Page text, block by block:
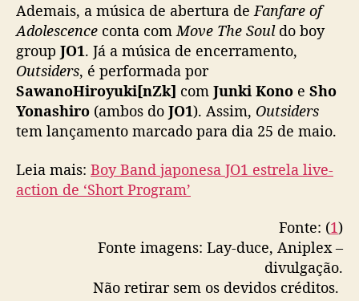
Ademais, a música de abertura deFanfare of
Adolescence conta comMove The Soul do boy
group JO1. Já a música de encerramento,
Outsiders, é performada por
SawanoHiroyuki[nZk] com Junki Kono e Sho
Yonashiro (ambos do JO1). Assim, Outsiders
tem lançamento marcado para dia 25 de maio.
Leia mais: Boy Band japonesa JO1 estrela live-
action de ‘Short Program’
Fonte: (1)
Fonte imagens: Lay-duce, Aniplex –
divulgação.
Não retirar sem os devidos créditos.